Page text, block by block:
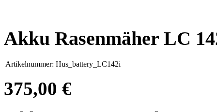
Akku Rasenmäher LC
Artikelnummer: Hus_battery_LC142i
375,00 €